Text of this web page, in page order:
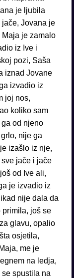
je ljubila
Jovana je
je zamalo
iz Ive i
pozi, Saša
iznad Jovane
izvadio iz
joj nos,
koliko sam
od njeno
nije ga
izašlo iz nje,
jače i jače
od Ive ali,
je izvadio iz
nije dala da
primila, još se
glavu, opalio
osjetila,
me je
na ledja,
spustila na